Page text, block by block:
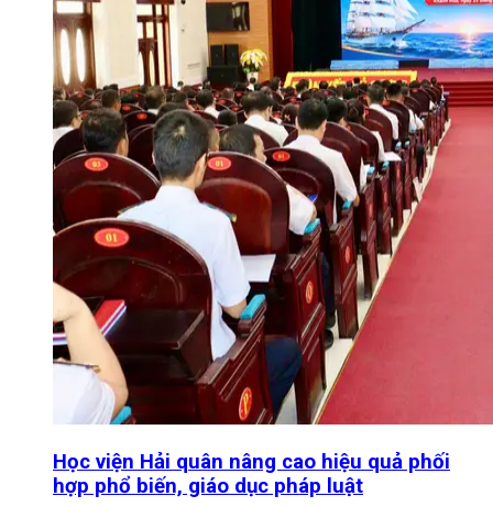
Học viện Hải quân nâng cao hiệu quả phối
hợp phổ biến, giáo dục pháp luật